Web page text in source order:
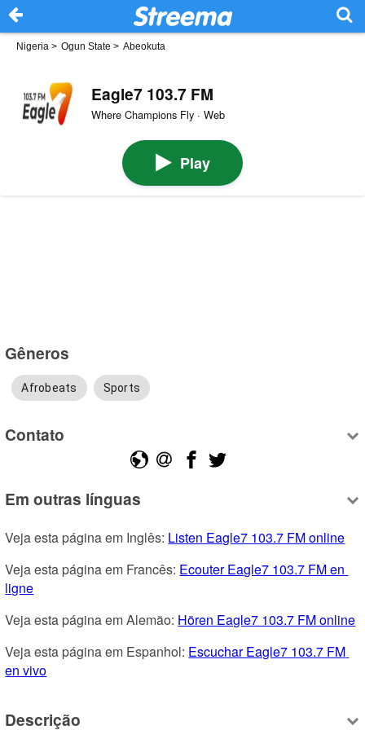
Nigeria > Ogun State > Abeokuta
Eagle7 103.7 FM
Where Champions Fly · Web
Play
Gêneros
Afrobeats Sports
Contato
Em outras línguas
Veja esta página em Inglês: Listen Eagle7 103.7 FM online
Veja esta página em Francês: Ecouter Eagle7 103.7 FM en
ligne
Veja esta página em Alemão: Hören Eagle7 103.7 FM online
Veja esta página em Espanhol: Escuchar Eagle7 103.7 FM
en vivo
Descrição